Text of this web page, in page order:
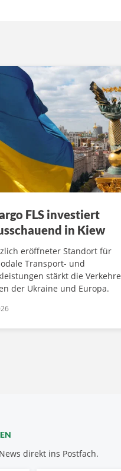
FLS investiert
in Kiew
eröffneter Standort für
Transport- und
stärkt die Verkehre
der Ukraine und Europa.
direkt ins Postfach.